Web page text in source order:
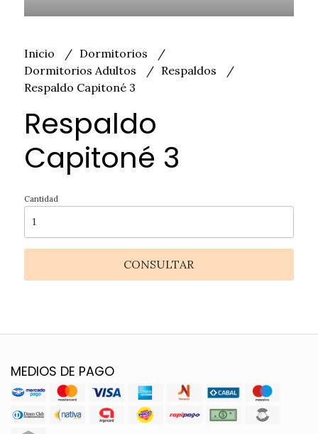
Inicio
Dormitorios
Dormitorios Adultos
Respaldos
Respaldo Capitoné 3
Respaldo
Capitoné 3
Cantidad
CONSULTAR
MEDIOS DE PAGO